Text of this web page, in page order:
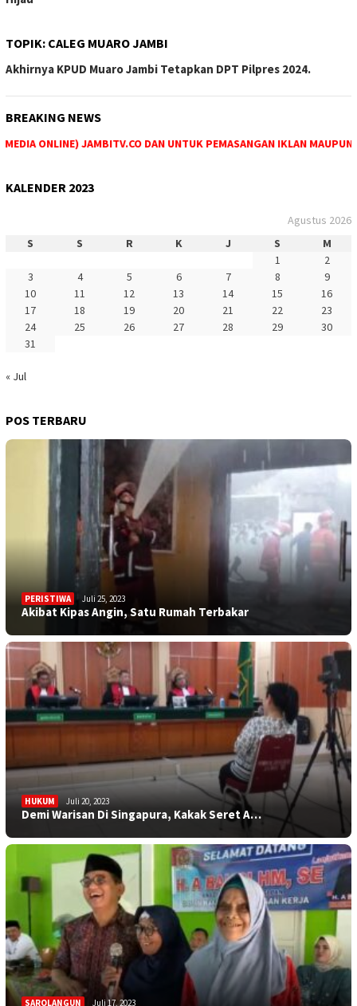
TOPIK: CALEG MUARO JAMBI
Akhirnya KPUD Muaro Jambi Tetapkan DPT Pilpres 2024.
BREAKING NEWS
ONLINE) JAMBITV.CO DAN UNTUK PEMASANGAN IKLAN MAUPUN
KALENDER 2023
Agustus 2026
S
S R K J S
M
1
2
3
4 5 6 7 8
9
10
11 12 13 14 15
16
17
18 19 20 21 22
23
24
25 26 27 28 29
30
31
« Jul
POS TERBARU
PERISTIWA Juli 25, 2023
Akibat Kipas Angin, Satu Rumah Terbakar
HUKUM Juli 20, 2023
Demi Warisan Di Singapura, Kakak Seret A…
SAROLANGUN Juli 17, 2023